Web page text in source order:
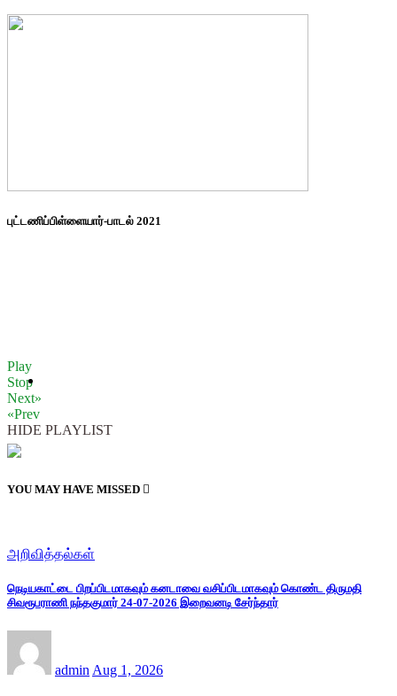
புட்டணிப்பிள்ளையார்-பாடல் 2021
Play
Stop
Next»
«Prev
HIDE PLAYLIST
YOU MAY HAVE MISSED
அறிவித்தல்கள்
நெடியகாட்டை பிறப்பிடமாகவும் கனடாவை வசிப்பிடமாகவும் கொண்ட திருமதி
சிவரூபராணி நந்தகுமார் 24-07-2026 இறைவனடி சேர்ந்தார்
admin Aug 1, 2026